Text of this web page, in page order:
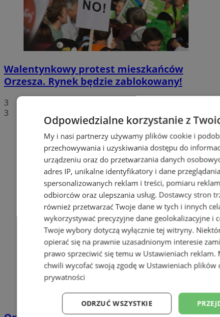
Walentynkowy protest mieszkańców
Orzesza. Rynek będzie zablokowany!
3
3
Odpowiedzialne korzystanie z
My i nasi partnerzy używamy plików cookie i
przechowywania i uzyskiwania dostępu do
urządzeniu oraz do przetwarzania danych
adres IP, unikalne identyfikatory i dane
spersonalizowanych reklam i treści, pomiaru
odbiorców oraz ulepszania usług. Dostawcy stron
również przetwarzać Twoje dane w tych i innych
wykorzystywać precyzyjne dane geolokalizacyjne i
Twoje wybory dotyczą wyłącznie tej witryny.
opierać się na prawnie uzasadnionym interesie
prawo sprzeciwić się temu w Ustawieniach reklam.
chwili wycofać swoją zgodę w Ustawieniach plików
prywatności
ODRZUĆ WSZYSTKIE